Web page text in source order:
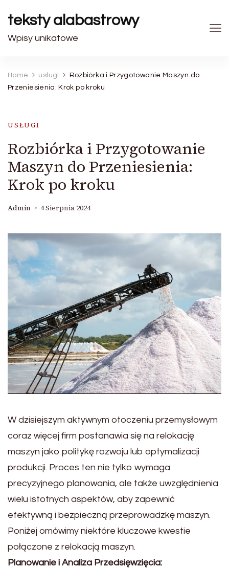
teksty alabastrowy
Wpisy unikatowe
Home usługi
Rozbiórka i Przygotowanie Maszyn do
Przeniesienia: Krok po kroku
USŁUGI
Rozbiórka i Przygotowanie
Maszyn do Przeniesienia:
Krok po kroku
Admin 4 Sierpnia 2024
W dzisiejszym aktywnym otoczeniu przemysłowym
coraz więcej firm postanawia się na relokację
maszyn jako politykę rozwoju lub optymalizacji
produkcji. Proces ten nie tylko wymaga
precyzyjnego planowania, ale także uwzględnienia
wielu istotnych aspektów, aby zapewnić
efektywną i bezpieczną przeprowadzkę maszyn.
Poniżej omówimy niektóre kluczowe kwestie
połączone z relokacją maszyn.
Planowanie i Analiza Przedsięwzięcia: